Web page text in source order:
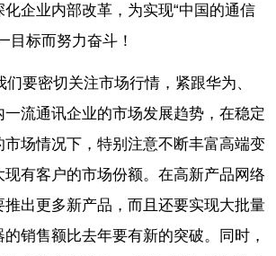
企业内部改革，为实现“中国的通信
目标而努力奋斗！
们要密切关注市场行情，紧跟华为、
流通讯企业的市场发展趋势，在稳定
场情况下，特别注意不断丰富高端变
现有客户的市场份额。在高新产品网络
出更多新产品，而且还要实现大批量
销售额比去年要有新的突破。同时，